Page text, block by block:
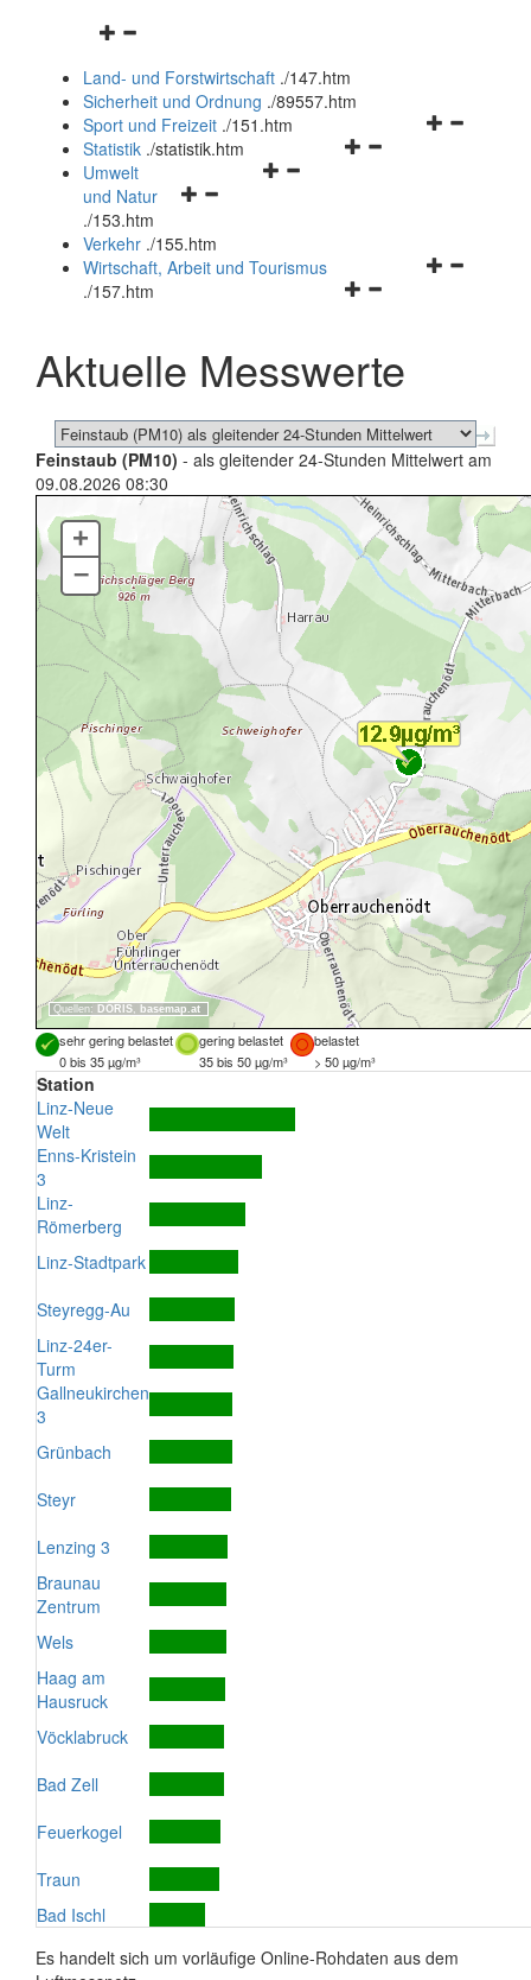
Navigationsmenü
und
schließen
Land- und Forstwirtschaft ./147.htm
Sicherheit und Ordnung ./89557.htm
Navigationsmenü
Sport und Freizeit ./151.htm
Navigationsmenü
Statistik ./statistik.htm
Navigationsmenü
und
schließen
Umwelt
und Natur
./153.htm
Verkehr ./155.htm
Navigationsmenü
schließen
Wirtschaft, Arbeit und Tourismus
./157.htm
Aktuelle Messwerte
Feinstaub (PM10) - als gleitender 24-Stunden Mittelwert am
09.08.2026 08:30
Quellen: DORIS, basemap.at
+
–
sehr gering belastet gering belastet
belastet
0 bis 35 µg/m³
35 bis 50 µg/m³ > 50 µg/m³
Station
Linz-Neue
Welt
Enns-Kristein
3
Linz-
Römerberg
Linz-Stadtpark
Steyregg-Au
Linz-24er-
Turm
Gallneukirchen
3
Grünbach
Steyr
Lenzing 3
Braunau
Zentrum
Wels
Haag am
Hausruck
Vöcklabruck
Bad Zell
Feuerkogel
Traun
Bad Ischl
Es handelt sich um vorläufige Online-Rohdaten aus dem